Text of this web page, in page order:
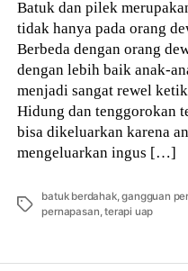
Batuk dan pilek
tidak hanya pada orang
Berbeda dengan orang
dengan lebih baik anak-
menjadi sangat rewel
Hidung dan tenggorokan
bisa dikeluarkan karena
mengeluarkan ingus […]
Tags
batuk berdahak,gangguan
pernapasan,terapi uap